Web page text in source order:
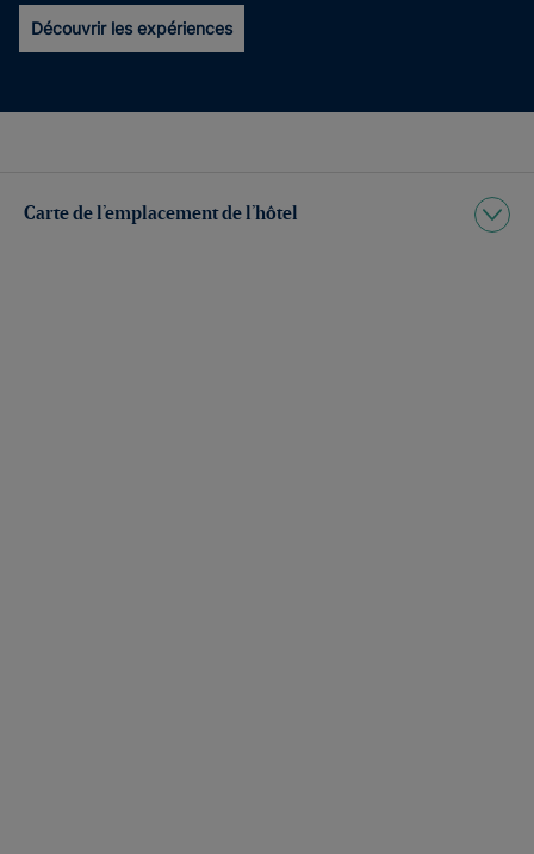
Découvrir les expériences
Carte de l’emplacement de l’hôtel